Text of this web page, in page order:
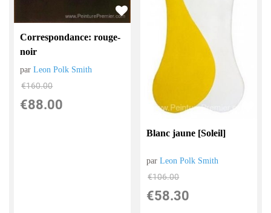
Correspondance: rouge-
noir
parLeon Polk Smith
€160.00
€88.00
Blanc jaune [Soleil]
parLeon Polk Smith
€106.00
€58.30